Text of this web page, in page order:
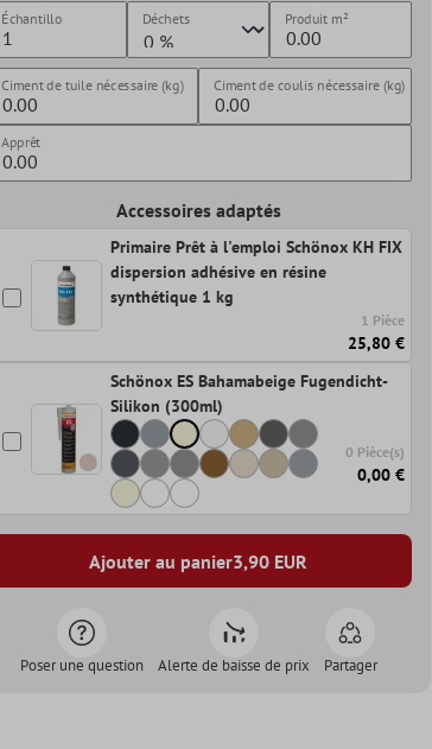
Échantillo Déchets Produit m²
Ciment de tuile nécessaire (kg) Ciment de coulis nécessaire (kg)
Apprêt
Accessoires adaptés
Primaire Prêt à l'emploi Schönox KH FIX
dispersion adhésive en résine
synthétique 1 kg
1 Pièce
25,80 €
Schönox ES Bahamabeige Fugendicht-
Silikon (300ml)
0 Pièce(s)
0,00 €
Ajouter au panier3,90 EUR
Poser une question Alerte de baisse de prix Partager